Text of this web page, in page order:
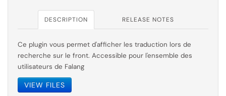
DESCRIPTION RELEASE NOTES
Ce plugin vous permet d'afficher les traduction lors de
recherche sur le front. Accessible pour l'ensemble des
utilisateurs de Falang
VIEW FILES